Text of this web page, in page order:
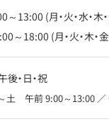
～13:00 (月・火・水・木
～18:00 (月・火・木・
後・日・祝
土 午前 9:00～13:00 ／